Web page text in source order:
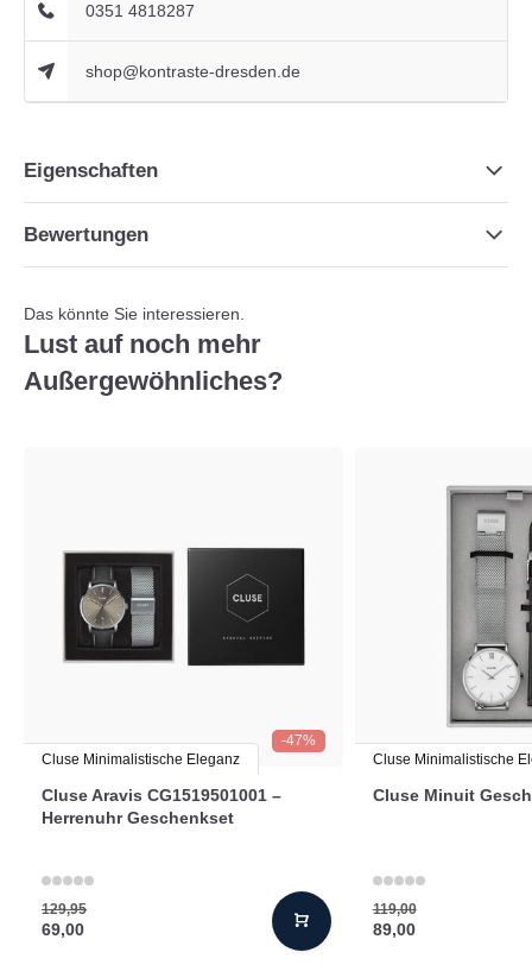
0351 4818287
shop@kontraste-dresden.de
Eigenschaften
Bewertungen
Das könnte Sie interessieren.
Lust auf noch mehr
Außergewöhnliches?
-47%
Cluse Minimalistische Eleganz
Cluse Aravis CG1519501001 –
Herrenuhr Geschenkset
129,95
69,00
Cluse Minimalistische
Cluse Minuit
119,00
89,00